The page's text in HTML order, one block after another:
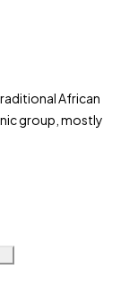
African
group, mostly